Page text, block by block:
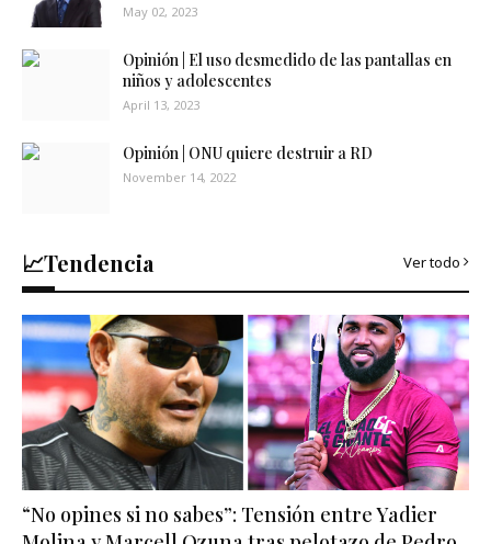
May 02, 2023
Opinión | El uso desmedido de las pantallas en
niños y adolescentes
April 13, 2023
Opinión | ONU quiere destruir a RD
November 14, 2022
📈Tendencia Ver todo
“No opines si no sabes”: Tensión entre Yadier